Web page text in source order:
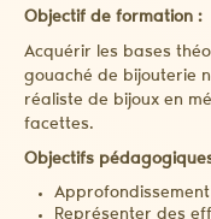
Objectif de formation :
Acquérir les bases
gouaché de bijouterie
réaliste de bijoux en
facettes.
Objectifs
Représenter des